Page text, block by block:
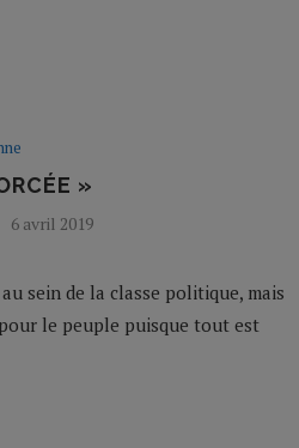
»
6 avril 2019
sein de la classe politique, mais
le peuple puisque tout est